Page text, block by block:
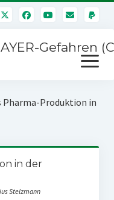
Gefahren
Menü
öffnen
Pharma-Produktion in
in der
Stelzmann